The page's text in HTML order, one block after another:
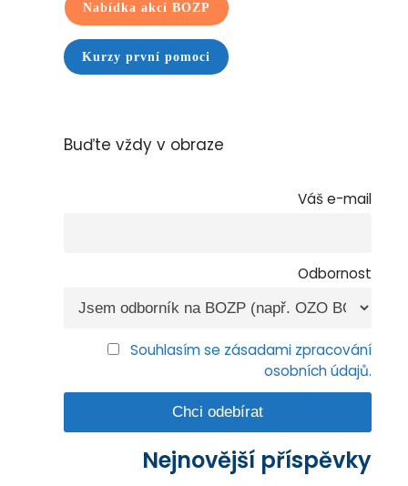
Nabídka akcí BOZP
Kurzy první pomoci
Buďte vždy v obraze
Váš e-mail
Odbornost
Souhlasím se zásadami zpracování
osobních údajů.
Nejnovější příspěvky